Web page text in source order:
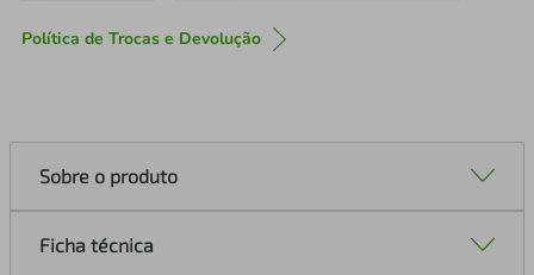
Política de Trocas e Devolução
Sobre o produto
Ficha técnica